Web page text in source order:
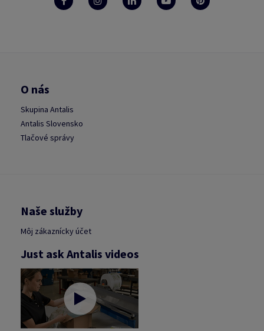
O nás
Skupina Antalis
Antalis Slovensko
Tlačové správy
Naše služby
Môj zákaznícky účet
Just ask Antalis videos